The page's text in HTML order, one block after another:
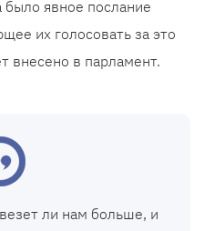
было явное послание
их голосовать за это
внесено в парламент.
ли нам больше, и